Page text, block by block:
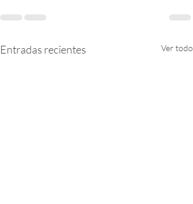
Entradas recientes Ver todo